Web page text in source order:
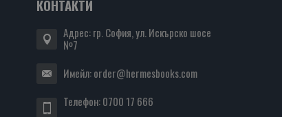
КОНТАКТИ
Адрес: гр. София, ул. Искърско шосе
№7
Имейл:order@hermesbooks.com
Телефон:0700 17 666